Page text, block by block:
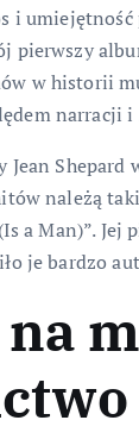
i
pierwszy
w historii
narracji
Jean
należą
a Man)”. Jej
je bardzo
na